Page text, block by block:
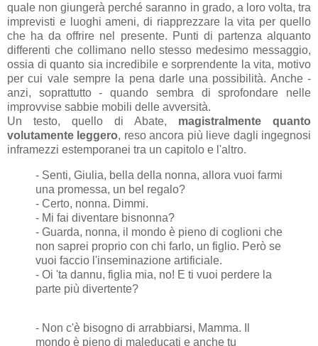
quale non giungerà perché saranno in grado, a loro volta, tra
imprevisti e luoghi ameni, di riapprezzare la vita per quello
che ha da offrire nel presente. Punti di partenza alquanto
differenti che collimano nello stesso medesimo messaggio,
ossia di quanto sia incredibile e sorprendente la vita, motivo
per cui vale sempre la pena darle una possibilità. Anche -
anzi, soprattutto - quando sembra di sprofondare nelle
improvvise sabbie mobili delle avversità.
Un testo, quello di Abate, magistralmente quanto
volutamente leggero, reso ancora più lieve dagli ingegnosi
inframezzi estemporanei tra un capitolo e l'altro.
- Senti, Giulia, bella della nonna, allora vuoi farmi
una promessa, un bel regalo?
- Certo, nonna. Dimmi.
- Mi fai diventare bisnonna?
- Guarda, nonna, il mondo è pieno di coglioni che
non saprei proprio con chi farlo, un figlio. Però se
vuoi faccio l'inseminazione artificiale.
- Oi 'ta dannu, figlia mia, no! E ti vuoi perdere la
parte più divertente?
- Non c'è bisogno di arrabbiarsi, Mamma. Il
mondo è pieno di maleducati e anche tu